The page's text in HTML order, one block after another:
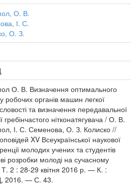
О. В.
І. С.
О. З.
О. В. Визначення оптимального
робочих органів машин легкої
та визначення передавальної
гребінчастого нітконатягувача / О. В.
І. С. Семенова, О. З. Колиско //
XV Всеукраїнської наукової
молодих учених та студентів
розробки молоді на сучасному
Т. 2 : 28-29 квітня 2016 р. — К. :
2016. — С. 43.